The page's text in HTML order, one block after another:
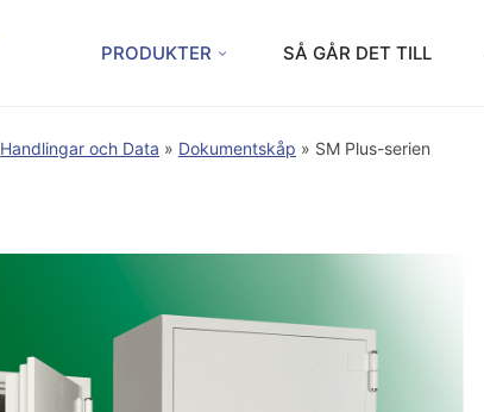
PRODUKTER SÅ GÅR DET TILL
Handlingar och Data » Dokumentskåp » SM Plus-serien